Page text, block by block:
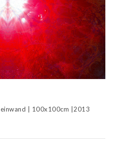
| 100x100cm |2013